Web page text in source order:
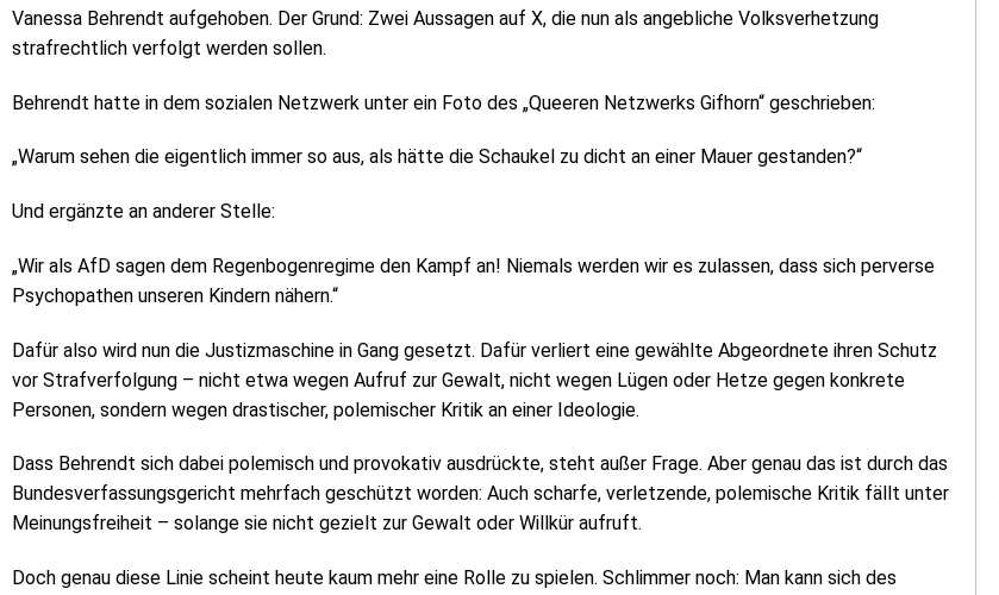
Vanessa Behrendt aufgehoben. Der Grund: Zwei Aussagen auf X, die nun als angebliche Volksverhetzung
strafrechtlich verfolgt werden sollen.
Behrendt hatte in dem sozialen Netzwerk unter ein Foto des „Queeren Netzwerks Gifhorn“ geschrieben:
„Warum sehen die eigentlich immer so aus, als hätte die Schaukel zu dicht an einer Mauer gestanden?“
Und ergänzte an anderer Stelle:
„Wir als AfD sagen dem Regenbogenregime den Kampf an! Niemals werden wir es zulassen, dass sich perverse
Psychopathen unseren Kindern nähern.“
Dafür also wird nun die Justizmaschine in Gang gesetzt. Dafür verliert eine gewählte Abgeordnete ihren Schutz
vor Strafverfolgung – nicht etwa wegen Aufruf zur Gewalt, nicht wegen Lügen oder Hetze gegen konkrete
Personen, sondern wegen drastischer, polemischer Kritik an einer Ideologie.
Dass Behrendt sich dabei polemisch und provokativ ausdrückte, steht außer Frage. Aber genau das ist durch das
Bundesverfassungsgericht mehrfach geschützt worden: Auch scharfe, verletzende, polemische Kritik fällt unter
Meinungsfreiheit – solange sie nicht gezielt zur Gewalt oder Willkür aufruft.
Doch genau diese Linie scheint heute kaum mehr eine Rolle zu spielen. Schlimmer noch: Man kann sich des